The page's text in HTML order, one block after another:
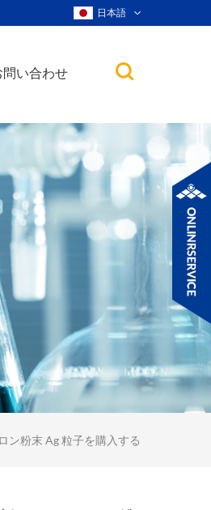
日本語
問い合わせ
ン粉末 Ag 粒子を購入する